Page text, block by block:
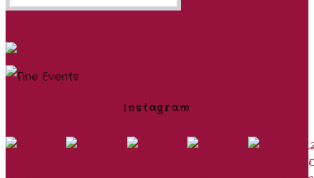
Instagram